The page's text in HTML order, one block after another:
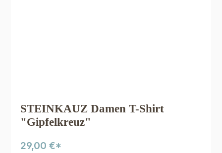
STEINKAUZ Damen T-Shirt
"Gipfelkreuz"
29,00 €*